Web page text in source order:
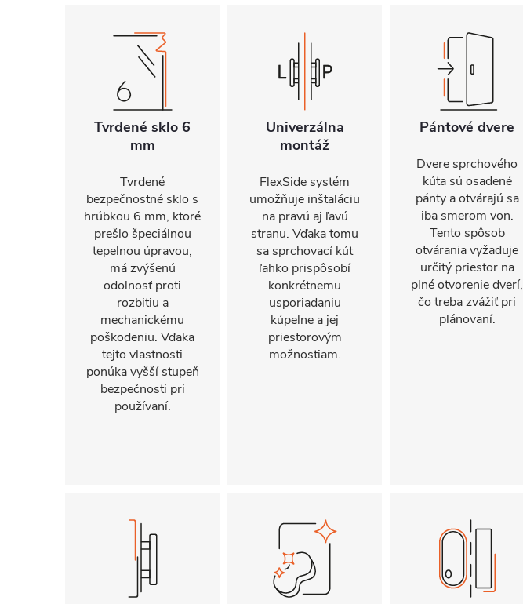
Tvrdené sklo 6
mm
Tvrdené
bezpečnostné sklo s
hrúbkou 6 mm, ktoré
prešlo špeciálnou
tepelnou úpravou,
má zvýšenú
odolnosť proti
rozbitiu a
mechanickému
poškodeniu. Vďaka
tejto vlastnosti
ponúka vyšší stupeň
bezpečnosti pri
používaní.
Univerzálna
montáž
FlexSide systém
umožňuje inštaláciu
na pravú aj ľavú
stranu. Vďaka tomu
sa sprchovací kút
ľahko prispôsobí
konkrétnemu
usporiadaniu
kúpeľne a jej
priestorovým
možnostiam.
Pántové dvere
Dvere sprchového
kúta sú osadené
pánty a otvárajú sa
iba smerom von.
Tento spôsob
otvárania vyžaduje
určitý priestor na
plné otvorenie dverí,
čo treba zvážiť pri
plánovaní.